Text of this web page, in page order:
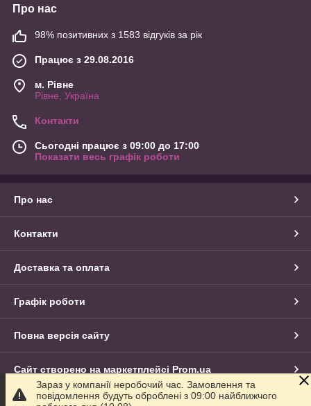
Про нас
98% позитивних з 1583 відгуків за рік
Працює з 29.08.2016
м. Рівне
Рівне, Україна
Контакти
Сьогодні працює з 09:00 до 17:00
Показати весь графік роботи
Про нас
Контакти
Доставка та оплата
Графік роботи
Повна версія сайту
Сайт створено на маркетплейсі Prom.ua
Політика конфіденційності
Зараз у компанії неробочий час. Замовлення та
повідомлення будуть оброблені з 09:00 найближчого